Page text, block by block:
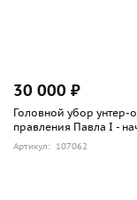
30 000 ₽
Головной убор унтер-
правления Павла I -
Артикул: 107062